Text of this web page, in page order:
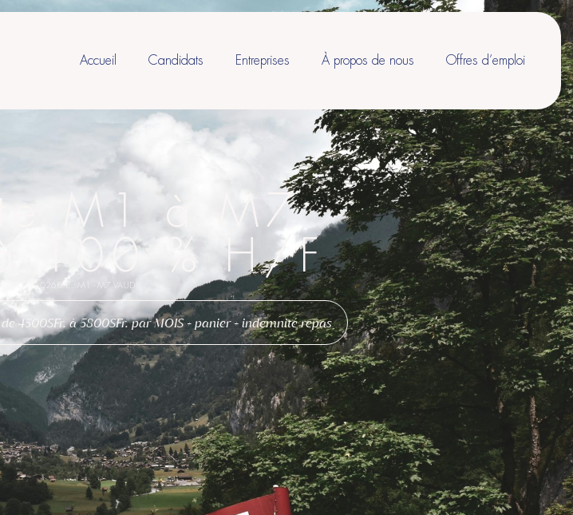
Accueil Candidats Entreprises À propos de nous Offres d’emploi
M1 à M7
100 % H/F
30/07/2026 Réf. : M1 - M7 VAUD
de 4500SFr. à 5800SFr. par MOIS + panier + indemnité repas